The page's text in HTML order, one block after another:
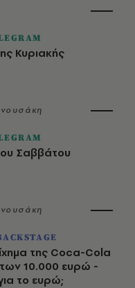
Κυριακής
Σαββάτου
της Coca-Cola
των 10.000 ευρώ -
το ευρώ;